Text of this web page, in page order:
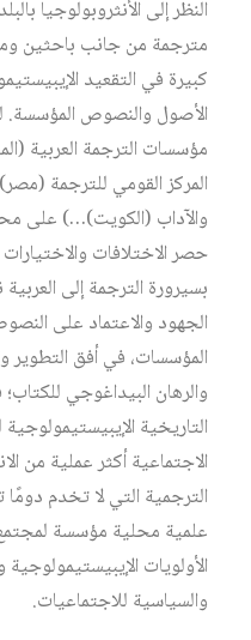
النظر إلى الأنثروبولوجيا
مترجمة من جانب باحثين
كبيرة في التقعيد
الأصول والنصوص المؤسسة.
مؤسسات الترجمة العربية
المركز القومي للترجمة
والآداب (الكويت)…) على
حصر الاختلافات
بسيرورة الترجمة إلى
الجهود والاعتماد على
المؤسسات، في أفق التطوير
والرهان البيداغوجي
التاريخية
الاجتماعية أكثر عملية من
الترجمية التي لا تخدم
علمية محلية مؤسسة لمجتمع
الأولويات
والسياسية للاجتماعيات.